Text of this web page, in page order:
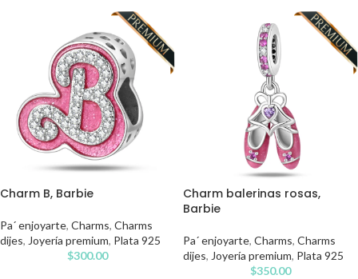
Charm B, Barbie
Pa´ enjoyarte, Charms, Charms
dijes, Joyería premium, Plata 925
$300.00
Charm balerinas rosas,
Barbie
Pa´ enjoyarte, Charms, Charms
dijes, Joyería premium, Plata 925
$350.00